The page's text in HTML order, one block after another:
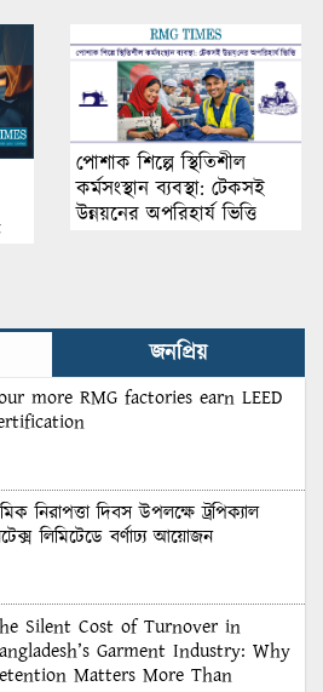
পোশাক শিল্পে স্থিতিশীল
কর্মসংস্থান ব্যবস্থা: টেকসই
উন্নয়নের অপরিহার্য ভিত্তি
জনপ্রিয়
more RMG factories earn LEED
নিরাপত্তা দিবস উপলক্ষে ট্রপিক্যাল
লিমিটেডে বর্ণাঢ্য আয়োজন
Silent Cost of Turnover in
Garment Industry: Why
Matters More Than